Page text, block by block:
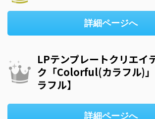
詳細ページへ
LPテンプレートクリエイ
ク「Colorful(カラフル)
ラフル】
詳細ページへ